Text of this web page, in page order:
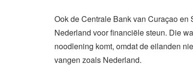
Ook de Centrale Bank van Curaçao
Nederland voor financiële steun. Die
noodlening komt, omdat de eilanden
vangen zoals Nederland.